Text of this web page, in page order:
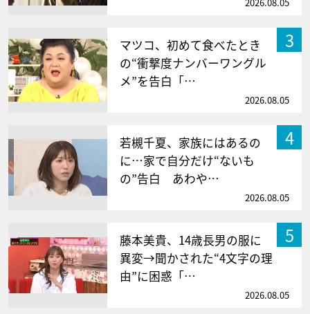
3
マツコ、初めて食べたとき
の“衝撃度ナンバーワングル
メ”を告白「…
2026.08.05
4
若槻千夏、家族にはあるの
に…家で自分だけ“ないも
の”告白 あわや…
2026.08.05
5
藤本美貴、14歳長男の服に
異変→聞かされた“4文字の理
由”に困惑「…
2026.08.05